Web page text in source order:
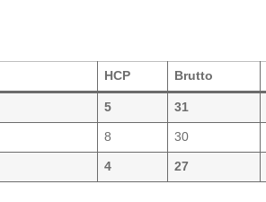
HCP Brutto
5 31
8 30
4 27